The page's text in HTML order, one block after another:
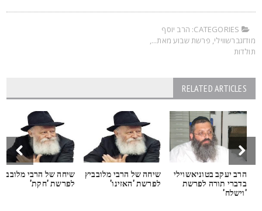
CATEGORIES:
הרב יוסף
,פרשת שבוע מאת...,
RELATED ARTICLES
הרב יעקב בטוניאשוילי
בדברי תורה לפרשת
'וישלח'
שיחה של הרבי מלובביץ
לפרשת 'האזינו'
שיחה של הרבי מלובביץ
לפרשת 'חקת'